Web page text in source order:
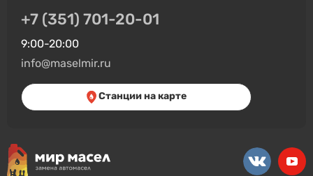
+7 (351) 701-20-01
9:00-20:00
info@maselmir.ru
Станции на карте